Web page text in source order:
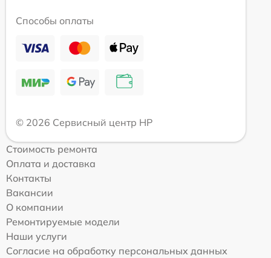
Способы оплаты
© 2026 Сервисный центр HP
Стоимость ремонта
Оплата и доставка
Контакты
Вакансии
О компании
Ремонтируемые модели
Наши услуги
Согласие на обработку персональных данных